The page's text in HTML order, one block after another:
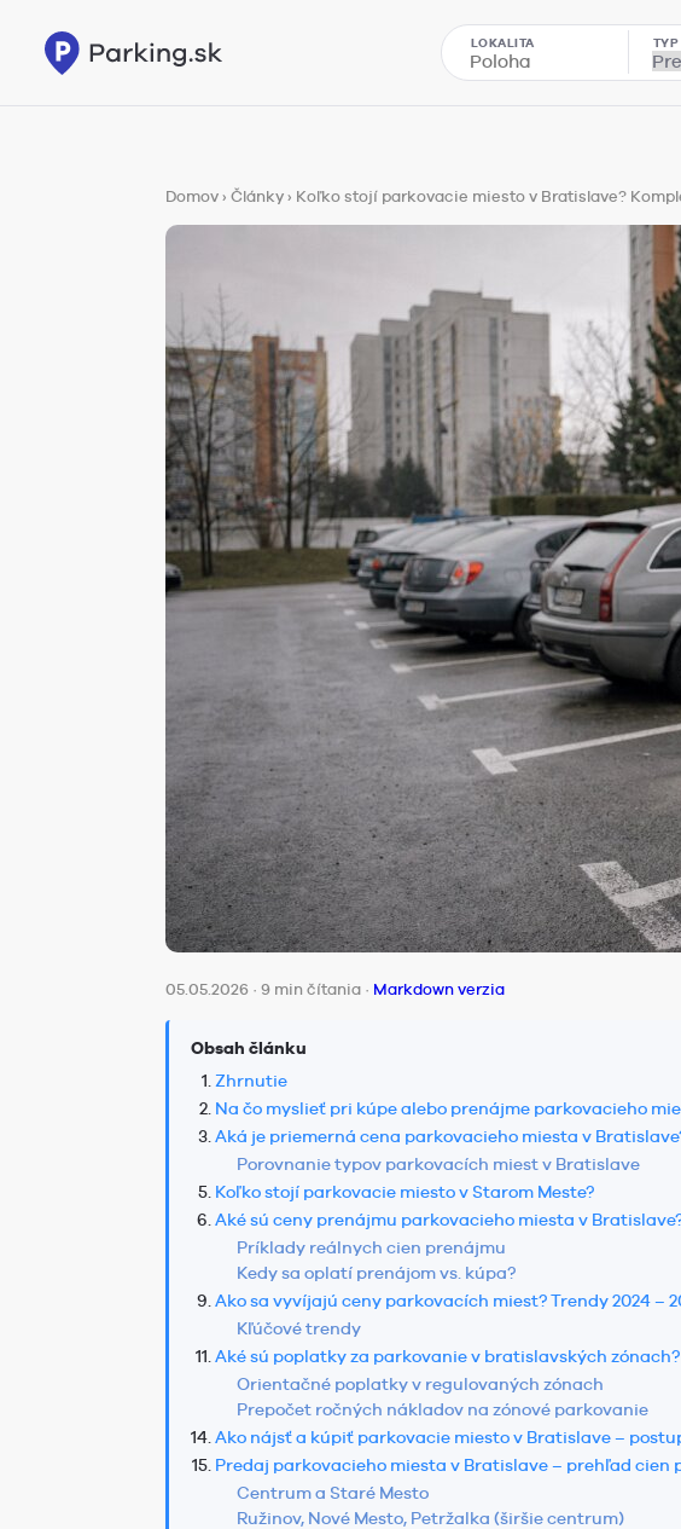
LOKALITA TYP
Domov › Články › Koľko stojí parkovacie miesto v Bratislave?
05.05.2026 · 9 min čítania · Markdown verzia
Obsah článku
Zhrnutie
Na čo myslieť pri kúpe alebo prenájme parkovacieho
Aká je priemerná cena parkovacieho miesta v
Porovnanie typov parkovacích miest v Bratislave
Koľko stojí parkovacie miesto v Starom Meste?
Aké sú ceny prenájmu parkovacieho miesta v
Príklady reálnych cien prenájmu
Kedy sa oplatí prenájom vs. kúpa?
Ako sa vyvíjajú ceny parkovacích miest? Trendy 2024 –
Kľúčové trendy
Aké sú poplatky za parkovanie v bratislavských zónach?
Orientačné poplatky v regulovaných zónach
Prepočet ročných nákladov na zónové parkovanie
Ako nájsť a kúpiť parkovacie miesto v Bratislave –
Predaj parkovacieho miesta v Bratislave – prehľad cien
Centrum a Staré Mesto
Ružinov, Nové Mesto, Petržalka (širšie centrum)